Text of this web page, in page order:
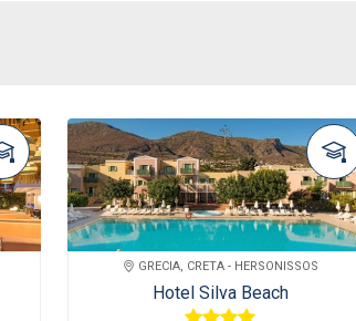
GRECIA, CRETA - HERSONISSOS
Hotel Silva Beach